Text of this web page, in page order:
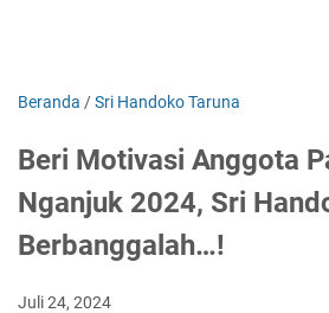
Beranda /Sri Handoko Taruna
Beri Motivasi Anggota
Nganjuk 2024, Sri
Berbanggalah…!
Juli 24, 2024